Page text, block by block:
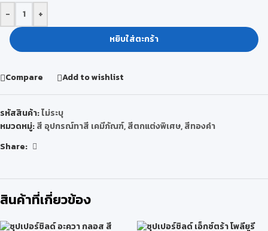
-
+
หยิบใส่ตะกร้า
Compare Add to wishlist
รหัสสินค้า:ไม่ระบุ
หมวดหมู่:สี อุปกรณ์ทาสี เคมีภัณฑ์,สีตกแต่งพิเศษ,สีทองคำ
Share:
สินค้าที่เกี่ยวข้อง